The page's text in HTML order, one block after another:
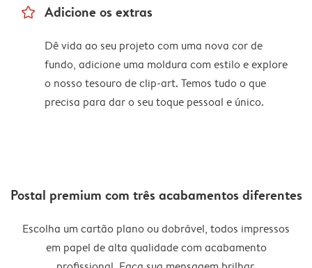
star_outline Adicione os extras
Dê vida ao seu projeto com uma nova cor de
fundo, adicione uma moldura com estilo e explore
o nosso tesouro de clip-art. Temos tudo o que
precisa para dar o seu toque pessoal e único.
Postal premium com três acabamentos diferentes
Escolha um cartão plano ou dobrável, todos impressos
em papel de alta qualidade com acabamento